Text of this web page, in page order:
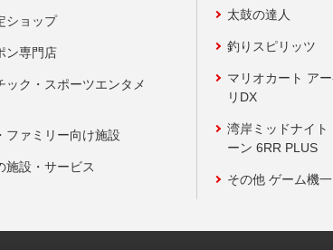
ショップ
ン専門店
ック・スポーツエンタメ
ファミリー向け施設
施設・サービス
太鼓の達人
釣りスピリッツ
マリオカート ア
リDX
湾岸ミッドナイト
ーン 6RR PLUS
その他 ゲーム機